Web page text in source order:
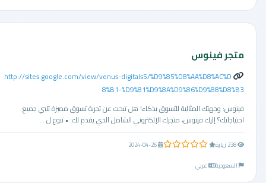
متجر فينوس
http://sites.google.com/view/venus-digitals5/%D9%85%D8%AA%D8%AC%D
8%B1-%D9%81%D9%8A%D9%86%D9%88%D8%B3
فينوس: وجهتك المثالية للتسوق بذكاء! هل تبحث عن تجربة تسوق مميزة تلبي جميع
احتياجاتك؟ إليك فينوس، متجرك الإلكتروني الشامل الذي يقدم لك: • تنوع ل ...
0.0 من 5 نجوم
2024-04-26
السعودية
عربي